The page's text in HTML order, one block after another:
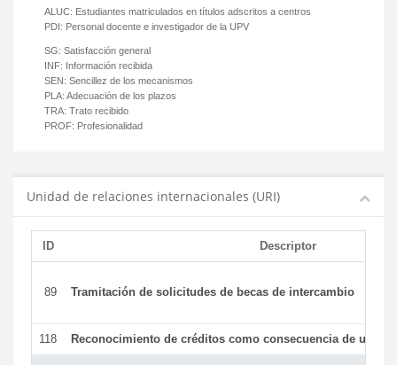
ALUC: Estudiantes matriculados en títulos adscritos a centros
PDI: Personal docente e investigador de la UPV
SG: Satisfacción general
INF: Información recibida
SEN: Sencillez de los mecanismos
PLA: Adecuación de los plazos
TRA: Trato recibido
PROF: Profesionalidad
Unidad de relaciones internacionales (URI)
ID Descriptor
89 Tramitación de solicitudes de becas de intercambio
118 Reconocimiento de créditos como consecuencia de un